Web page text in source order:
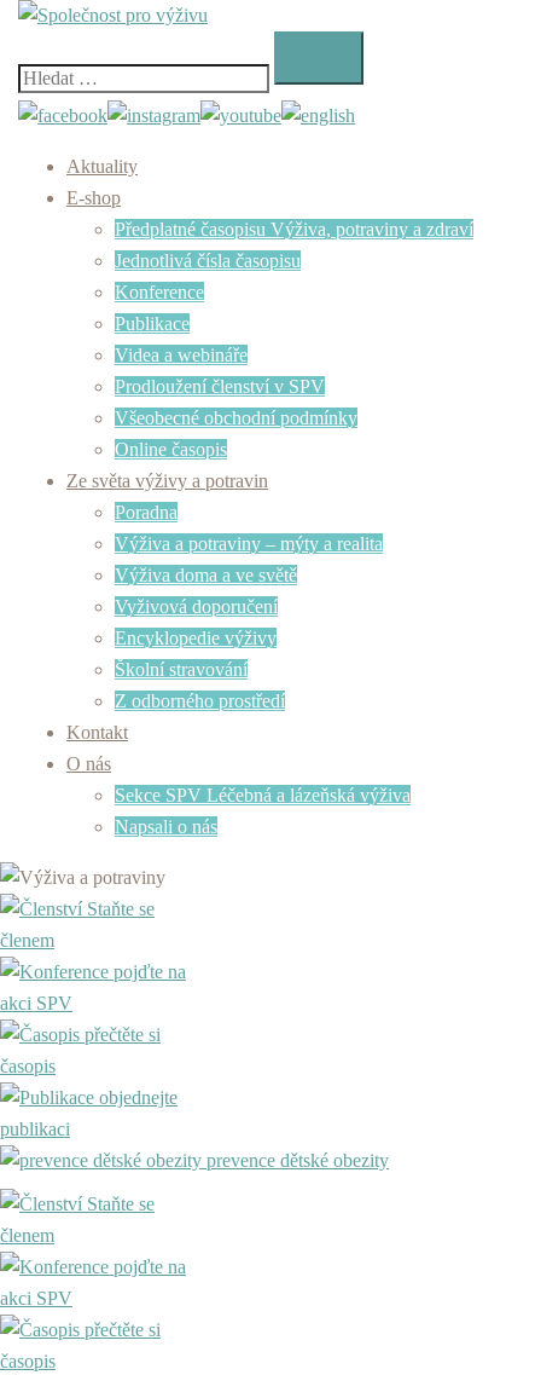
Skip
content
Vyhledávání
Aktuality
E-shop
Předplatné časopisu Výživa, potraviny a zdraví
Jednotlivá čísla časopisu
Konference
Publikace
Videa a webináře
Prodloužení členství v SPV
Všeobecné obchodní podmínky
Online časopis
Ze světa výživy a potravin
Poradna
Výživa a potraviny – mýty a realita
Výživa doma a ve světě
Vyživová doporučení
Encyklopedie výživy
Školní stravování
Z odborného prostředí
Kontakt
O nás
Sekce SPV Léčebná a lázeňská výživa
Napsali o nás
Staňte se
členem
pojďte na
akci SPV
přečtěte si
časopis
objednejte
publikaci
prevence dětské obezity
Staňte se
členem
pojďte na
akci SPV
přečtěte si
časopis